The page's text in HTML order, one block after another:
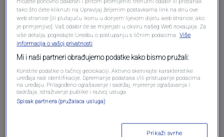
Oglas
tako što ćete kliknuti na Upravljaj željenim postavkama link na dnu ove
web stranice [ili plutajuću ikonu u donjem lijevom dijelu web stranice, ako
je primjenjivo]. Vaš odabir će se mijenjati u okviru našeg Wеб локација. Za
više detalja, pogledajte Uredbu o postupanju s ličnim podacima. Više
informacija o vašoj privatnosti
Mi i naši partneri obrađujemo podatke kako bismo pružali:
Koristite podatke o tačnoj geolokaciji. Aktivno skenirajte karakteristike
uređaja radi identifikacije. Spremanje podataka i/ili pristupanje podacima
na uređaju. Prilagođeno oglašavanje i sadržaj, mjerenje oglašavanja i
sadržaja, istraživanje publike i razvoj usluga.
Spisak partnera (pružalaca usluga)
Prikaži svrhe